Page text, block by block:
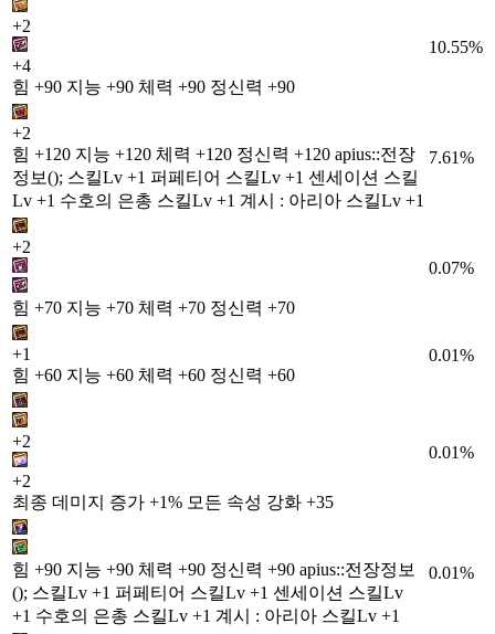
+2
+4
힘 +90 지능 +90 체력 +90 정신력 +90
10.55%
+2
힘 +120 지능 +120 체력 +120 정신력 +120 apius::전장
정보(); 스킬Lv +1 퍼페티어 스킬Lv +1 센세이션 스킬
Lv +1 수호의 은총 스킬Lv +1 계시 : 아리아 스킬Lv +1
7.61%
+2
힘 +70 지능 +70 체력 +70 정신력 +70
0.07%
+1
힘 +60 지능 +60 체력 +60 정신력 +60
0.01%
+2
+2
최종 데미지 증가 +1% 모든 속성 강화 +35
0.01%
힘 +90 지능 +90 체력 +90 정신력 +90 apius::전장정보
(); 스킬Lv +1 퍼페티어 스킬Lv +1 센세이션 스킬Lv
+1 수호의 은총 스킬Lv +1 계시 : 아리아 스킬Lv +1
0.01%